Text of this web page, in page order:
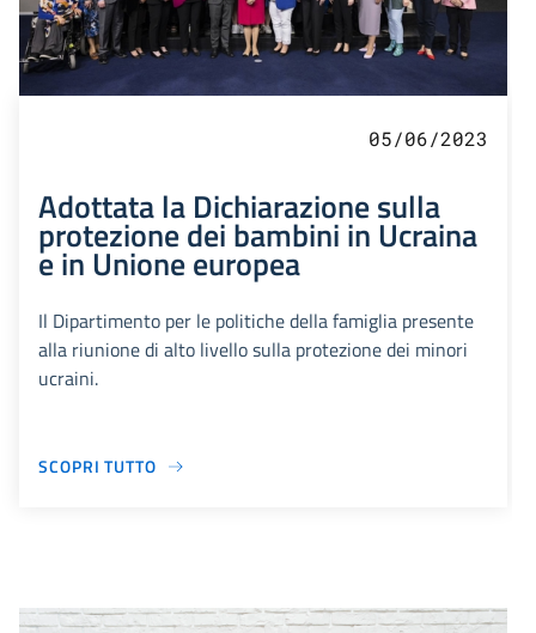
05/06/2023
Adottata la Dichiarazione sulla
protezione dei bambini in Ucraina
e in Unione europea
Il Dipartimento per le politiche della famiglia presente
alla riunione di alto livello sulla protezione dei minori
ucraini.
SCOPRI TUTTO